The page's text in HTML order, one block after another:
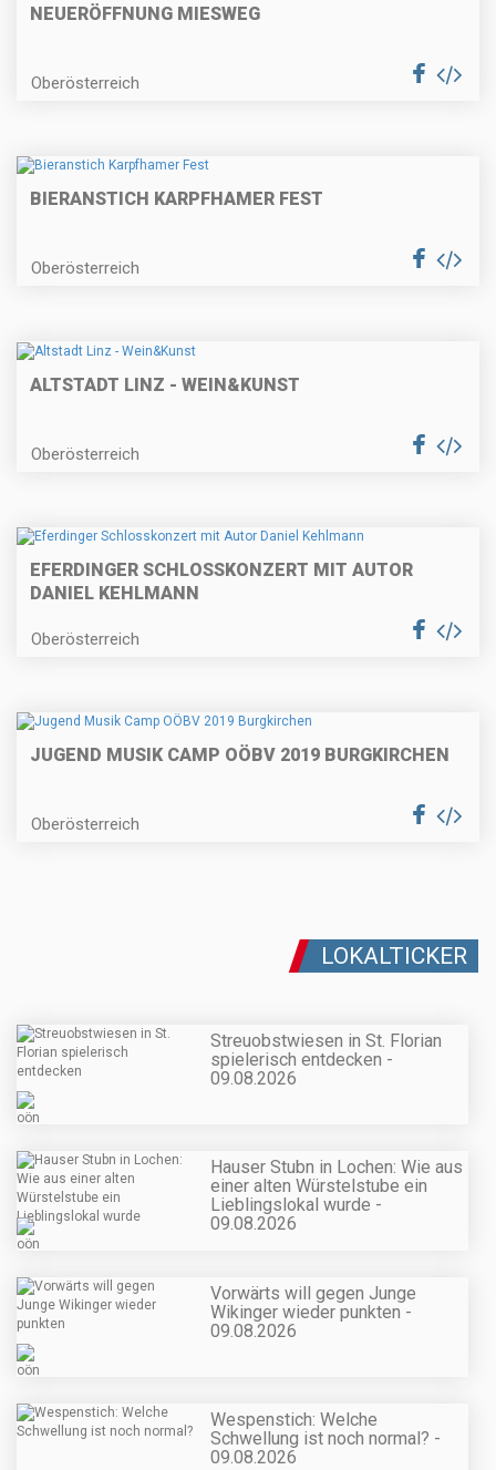
NEUERÖFFNUNG MIESWEG
Oberösterreich
BIERANSTICH KARPFHAMER FEST
Oberösterreich
ALTSTADT LINZ - WEIN&KUNST
Oberösterreich
EFERDINGER SCHLOSSKONZERT MIT AUTOR
DANIEL KEHLMANN
Oberösterreich
JUGEND MUSIK CAMP OÖBV 2019 BURGKIRCHEN
Oberösterreich
LOKALTICKER
Streuobstwiesen in St. Florian
spielerisch entdecken -
09.08.2026
Hauser Stubn in Lochen: Wie aus
einer alten Würstelstube ein
Lieblingslokal wurde -
09.08.2026
Vorwärts will gegen Junge
Wikinger wieder punkten -
09.08.2026
Wespenstich: Welche
Schwellung ist noch normal? -
09.08.2026